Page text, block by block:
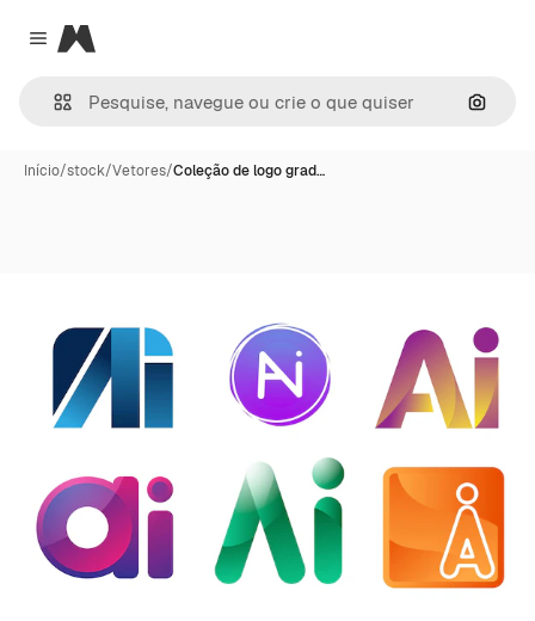
Close menu
Magnific
Início/stock/Vetores/Coleção de logo grad…